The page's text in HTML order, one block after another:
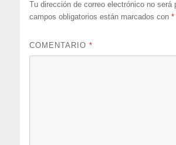
Tu dirección de correo electrónico no será
campos obligatorios están marcados con*
COMENTARIO*